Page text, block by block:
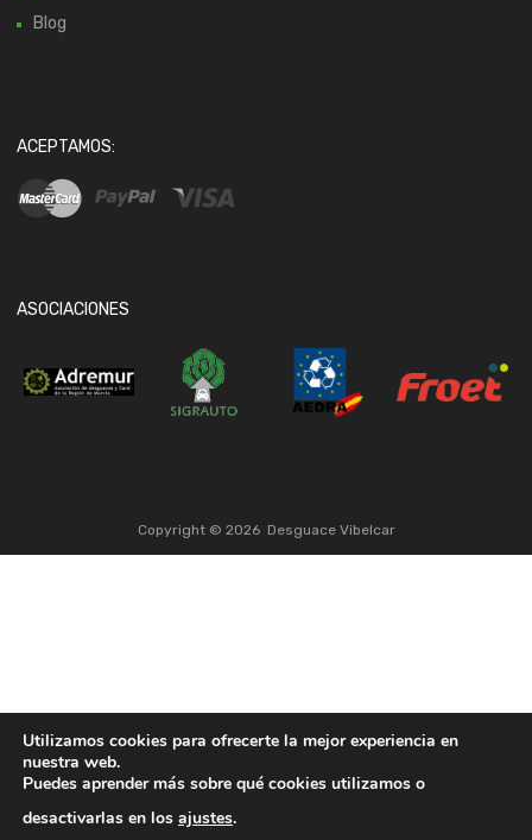
Blog
ACEPTAMOS:
ASOCIACIONES
Copyright © 2026 Desguace Vibelcar
Utilizamos cookies para ofrecerte la mejor experiencia en
nuestra web.
Puedes aprender más sobre qué cookies utilizamos o
desactivarlas en los ajustes.